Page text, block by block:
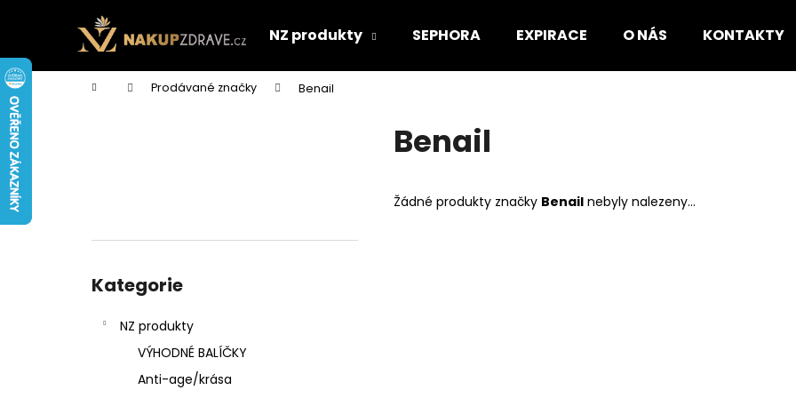
NZ produkty SEPHORA EXPIRACE O NÁS KONTAKTY
Domů Prodávané značky Benail
kategorie
Kategorie
NZ produkty
VÝHODNÉ BALÍČKY
Anti-age/krása
Benail
Žádné produkty značky Benail nebyly nalezeny...
š
í
k
Zpět
do
Zpět
do